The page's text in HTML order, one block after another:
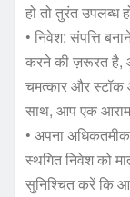
हो तो तुरंत उपलब्ध
• निवेश: संपत्ति
करने की ज़रूरत है,
चमत्कार और स्टॉक
साथ, आप एक
• अपना
स्थगित निवेश को
सुनिश्चित करें कि